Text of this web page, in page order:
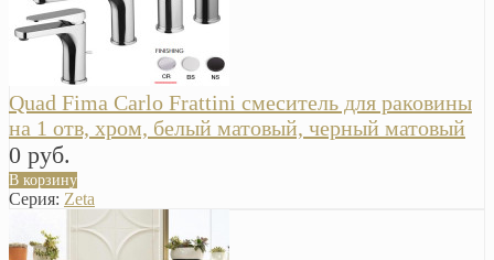
Quad Fima Carlo Frattini смеситель для раковины
на 1 отв, хром, белый матовый, черный матовый
0 руб.
В корзину
Серия: Zeta